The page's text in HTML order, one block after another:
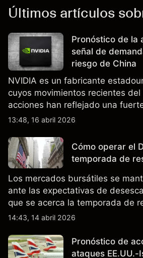
Últimos artículos
Pronóstico de la
señal de
riesgo de China
NVIDIA es un fabricante
cuyos movimientos recientes
acciones han reflejado una
relacionada con la IA, ingresos
de exportación de EE.UU. que
en China.
13:48, 16 abril 2026
Cómo operar el
temporada de
Los mercados bursátiles se
ante las expectativas de
que se acerca la temporada de
14:43, 14 abril 2026
Pronóstico de
ataques EE.UU.-